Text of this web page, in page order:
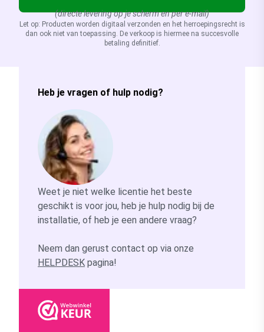
(directe levering op je scherm en per e-mail)
Let op: Producten worden digitaal verzonden en het herroepingsrecht is
dan ook niet van toepassing. De verkoop is hiermee na succesvolle
betaling definitief.
Heb je vragen of hulp nodig?
Weet je niet welke licentie het beste
geschikt is voor jou, heb je hulp nodig bij de
installatie, of heb je een andere vraag?
Neem dan gerust contact op via onze
HELPDESK pagina!